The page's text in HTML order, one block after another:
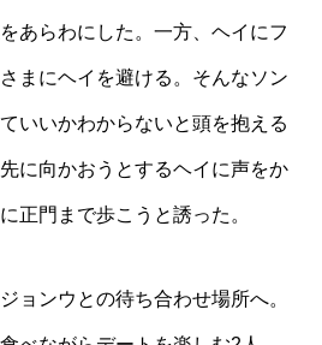
あらわにした。一方、ヘイにフ
まにヘイを避ける。そんなソン
いいかわからないと頭を抱える
に向かおうとするヘイに声をか
正門まで歩こうと誘った。
ョンウとの待ち合わせ場所へ。